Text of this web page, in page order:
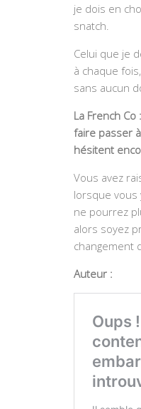
je dois en
snatch.
Celui que je
à chaque
sans aucun
La French
faire passer
hésitent
Vous avez
lorsque vous
ne pourrez
alors soyez
changement
Auteur :